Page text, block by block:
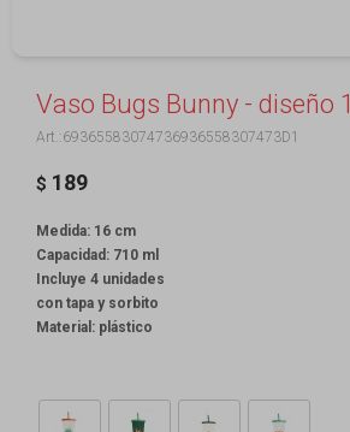
Vaso Bugs Bunny - diseño 1
69365583074736936558307473D1
$ 189
Medida: 16 cm
Capacidad: 710 ml
Incluye 4 unidades
con tapa y sorbito
Material: plástico